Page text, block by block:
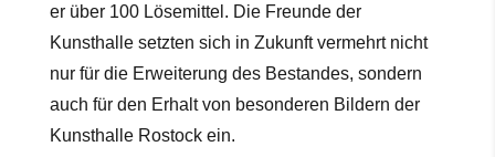
er über 100 Lösemittel. Die Freunde der
Kunsthalle setzten sich in Zukunft vermehrt nicht
nur für die Erweiterung des Bestandes, sondern
auch für den Erhalt von besonderen Bildern der
Kunsthalle Rostock ein.